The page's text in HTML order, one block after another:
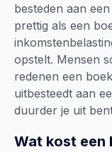
besteden aan
prettig als een
opstelt. Mensen
redenen een
uitbesteedt aan
duurder je uit
Wat kost een